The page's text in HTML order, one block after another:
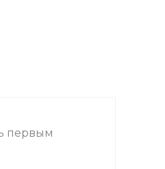
первым